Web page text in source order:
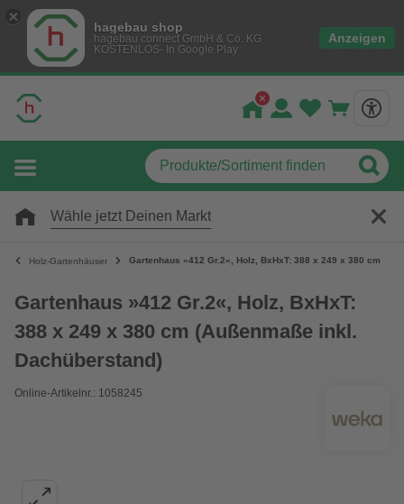
hagebau shop
hagebau connect GmbH & Co. KG
KOSTENLOS- In Google Play
Anzeigen
Wähle jetzt Deinen Markt
Holz-Gartenhäuser Gartenhaus »412 Gr.2«, Holz, BxHxT: 388 x 249 x 380 cm
Gartenhaus »412 Gr.2«, Holz, BxHxT:
388 x 249 x 380 cm (Außenmaße inkl.
Dachüberstand)
Online-Artikelnr.: 1058245